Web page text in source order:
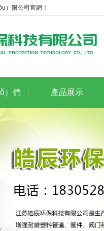
）限公司官網！
）們 產品展示